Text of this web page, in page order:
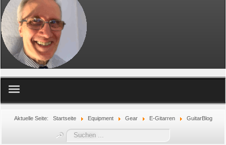
Aktuelle Seite: Startseite Equipment Gear E-Gitarren GuitarBlog
Suchen
...